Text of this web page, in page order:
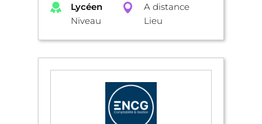
Lycéen
Niveau
A distance
Lieu